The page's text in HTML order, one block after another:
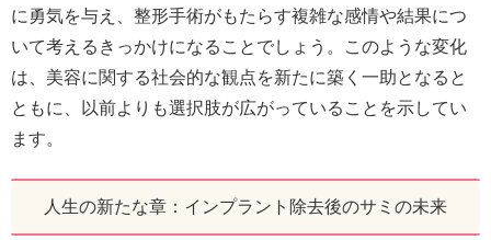
に勇気を与え、整形手術がもたらす複雑な感情や結果につ
いて考えるきっかけになることでしょう。このような変化
は、美容に関する社会的な観点を新たに築く一助となると
ともに、以前よりも選択肢が広がっていることを示してい
ます。
人生の新たな章：インプラント除去後のサミの未来